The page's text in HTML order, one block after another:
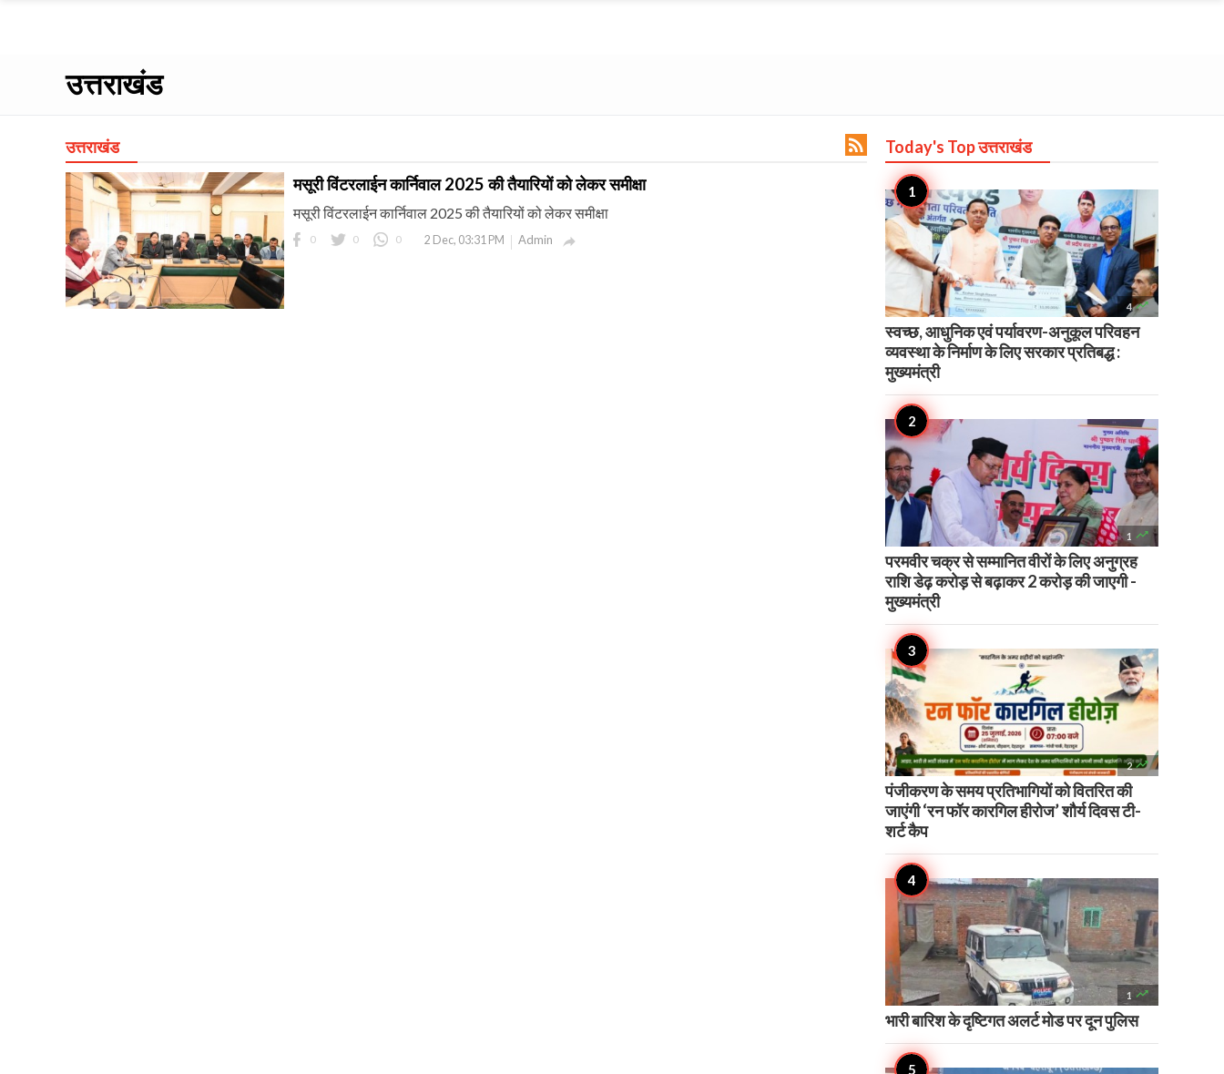
उत्तराखंड
उत्तराखंड 
मसूरी विंटरलाईन कार्निवाल 2025 की तैयारियों को लेकर समीक्षा
मसूरी विंटरलाईन कार्निवाल 2025 की तैयारियों को लेकर समीक्षा
0 0 0 2 Dec, 03:31 PM Admin 
Today's Topउत्तराखंड
4 
स्वच्छ, आधुनिक एवं पर्यावरण-अनुकूल परिवहन
व्यवस्था के निर्माण के लिए सरकार प्रतिबद्ध :
मुख्यमंत्री
1 
परमवीर चक्र से सम्मानित वीरों के लिए अनुग्रह
राशि डेढ़ करोड़ से बढ़ाकर 2 करोड़ की जाएगी -
मुख्यमंत्री
2 
पंजीकरण के समय प्रतिभागियों को वितरित की
जाएंगी ‘रन फॉर कारगिल हीरोज’ शौर्य दिवस टी-
शर्ट कैप
1 
भारी बारिश के दृष्टिगत अलर्ट मोड पर दून पुलिस